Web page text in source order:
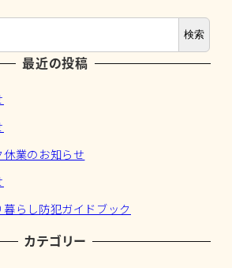
検索
最近の投稿
業のお知らせ
らし防犯ガイドブック
カテゴリー